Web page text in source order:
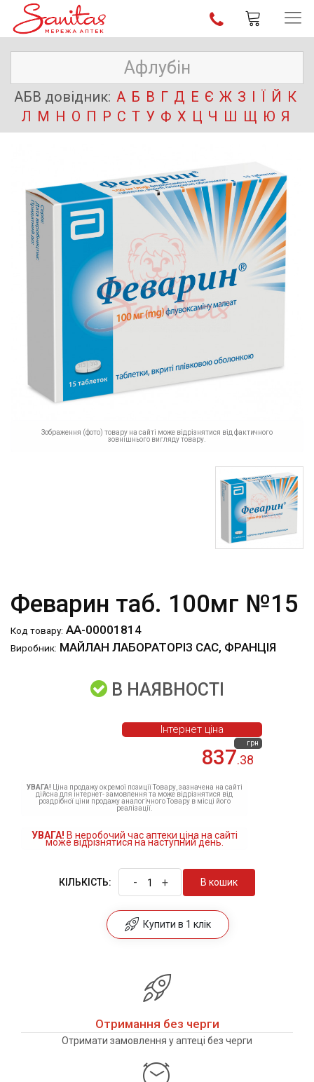
АБВ довідник: А Б В Г Д Е Є Ж З І Ї Й К
Л М Н О П Р С Т У Ф Х Ц Ч Ш Щ Ю Я
Зображення (фото) товару на сайті може відрізнятися від фактичного
зовнішнього вигляду товару.
Феварин таб. 100мг №15
Код товару: АА-00001814
Виробник: МАЙЛАН ЛАБОРАТОРІЗ САС, ФРАНЦІЯ
В НАЯВНОСТІ
837.38
грн
Інтернет ціна
УВАГА! Ціна продажу окремої позиції Товару, зазначена на сайті
дійсна для інтернет- замовлення та може відрізнятися від
роздрібної ціни продажу аналогічного Товару в місці його
реалізації.
УВАГА! В неробочий час аптеки ціна на сайті
може відрізнятися на наступний день.
КІЛЬКІСТЬ: - + В кошик
Купити в 1 клік
Отримання без черги
Отримати замовлення у аптеці без черги